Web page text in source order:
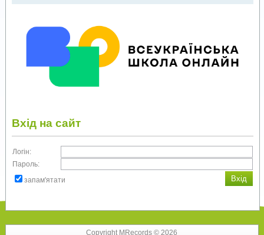
Вхід на сайт
Логін:
Пароль:
запам'ятати
Copyright MRecords © 2026